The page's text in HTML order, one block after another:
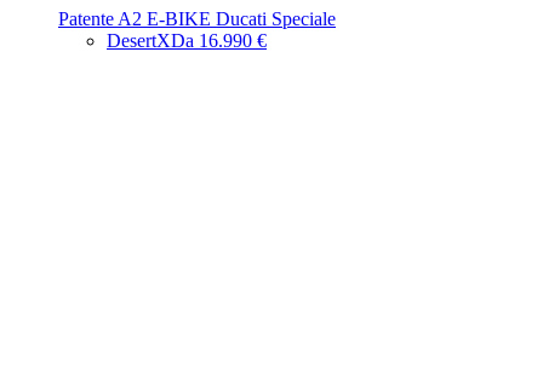
Patente A2 E-BIKE Ducati Speciale
DesertXDa 16.990 €